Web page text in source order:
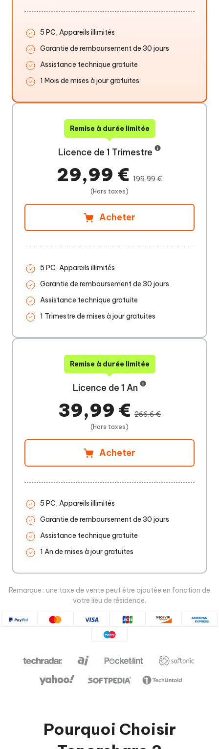
Remise à durée limitée
Licence de 1 Trimestre
29,99 € 199,99 €
(Hors taxes)
Acheter
5 PC, Appareils illimités
Garantie de remboursement de 30 jours
Assistance technique gratuite
1 Trimestre de mises à jour gratuites
5 PC, Appareils illimités
Garantie de remboursement de 30 jours
Assistance technique gratuite
1 Mois de mises à jour gratuites
Remise à durée limitée
Licence de 1 An
39,99 € 266,6 €
(Hors taxes)
Acheter
5 PC, Appareils illimités
Garantie de remboursement de 30 jours
Assistance technique gratuite
1 An de mises à jour gratuites
Remarque : une taxe de vente peut être ajoutée en fonction de
votre lieu de résidence.
Pourquoi Choisir